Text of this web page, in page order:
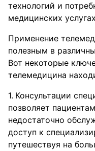
технологий и
медицинских
Применение
полезным в
Вот некоторые
телемедицина
Консультации
позволяет
недостаточно
доступ к
путешествуя на